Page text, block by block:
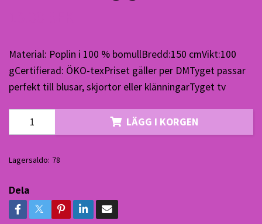
Material: Poplin i 100 % bomullBredd:150 cmVikt:100
gCertifierad: ÖKO-texPriset gäller per DMTyget passar
perfekt till blusar, skjortor eller klänningarTyget tv
LÄGG I KORGEN
Lagersaldo: 78
Dela